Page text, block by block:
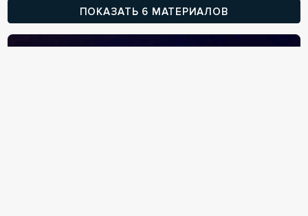
ПОКАЗАТЬ 6 МАТЕРИАЛОВ